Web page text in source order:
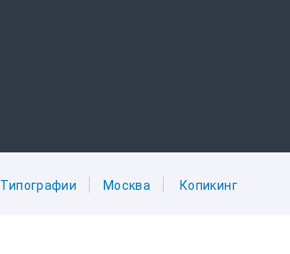
Типографии Москва Копикинг